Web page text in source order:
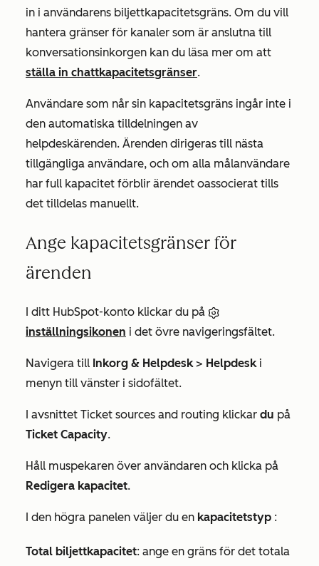
in i användarens biljettkapacitetsgräns. Om du vill
hantera gränser för kanaler som är anslutna till
konversationsinkorgen kan du läsa mer om att
ställa in chattkapacitetsgränser.
Användare som når sin kapacitetsgräns ingår inte i
den automatiska tilldelningen av
helpdeskärenden. Ärenden dirigeras till nästa
tillgängliga användare, och om alla målanvändare
har full kapacitet förblir ärendet oassocierat tills
det tilldelas manuellt.
Ange kapacitetsgränser för
ärenden
I ditt HubSpot-konto klickar du på
inställningsikonen i det övre navigeringsfältet.
Navigera till Inkorg & Helpdesk> Helpdeski
menyn till vänster i sidofältet.
I avsnittet Ticket sources and routing klickar du på
Ticket Capacity.
Håll muspekaren över användaren och klicka på
Redigera kapacitet.
I den högra panelen väljer du en kapacitetstyp :
Total biljettkapacitet: ange en gräns för det totala